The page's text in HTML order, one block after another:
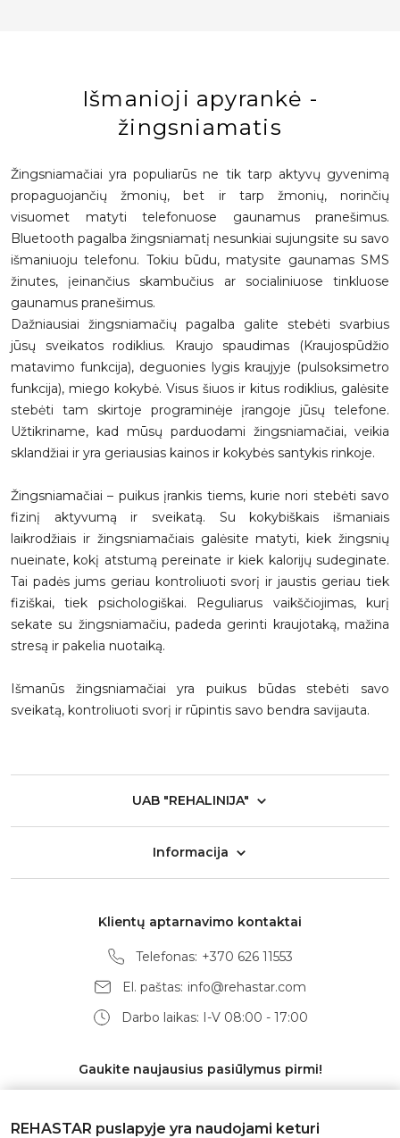
Išmanioji apyrankė -
žingsniamatis
Žingsniamačiai yra populiarūs ne tik tarp aktyvų gyvenimą
propaguojančių žmonių, bet ir tarp žmonių, norinčių
visuomet matyti telefonuose gaunamus pranešimus.
Bluetooth pagalba žingsniamatį nesunkiai sujungsite su savo
išmaniuoju telefonu. Tokiu būdu, matysite gaunamas SMS
žinutes, įeinančius skambučius ar socialiniuose tinkluose
gaunamus pranešimus.
Dažniausiai žingsniamačių pagalba galite stebėti svarbius
jūsų sveikatos rodiklius. Kraujo spaudimas (Kraujospūdžio
matavimo funkcija), deguonies lygis kraujyje (pulsoksimetro
funkcija), miego kokybė. Visus šiuos ir kitus rodiklius, galėsite
stebėti tam skirtoje programinėje įrangoje jūsų telefone.
Užtikriname, kad mūsų parduodami žingsniamačiai, veikia
sklandžiai ir yra geriausias kainos ir kokybės santykis rinkoje.
Žingsniamačiai – puikus įrankis tiems, kurie nori stebėti savo
fizinį aktyvumą ir sveikatą. Su kokybiškais išmaniais
laikrodžiais ir žingsniamačiais galėsite matyti, kiek žingsnių
nueinate, kokį atstumą pereinate ir kiek kalorijų sudeginate.
Tai padės jums geriau kontroliuoti svorį ir jaustis geriau tiek
fiziškai, tiek psichologiškai. Reguliarus vaikščiojimas, kurį
sekate su žingsniamačiu, padeda gerinti kraujotaką, mažina
stresą ir pakelia nuotaiką.
Išmanūs žingsniamačiai yra puikus būdas stebėti savo
sveikatą, kontroliuoti svorį ir rūpintis savo bendra savijauta.
UAB "REHALINIJA"
Informacija
Klientų aptarnavimo kontaktai
Telefonas: +370 626 11553
El. paštas: info@rehastar.com
Darbo laikas: I-V 08:00 - 17:00
Gaukite naujausius pasiūlymus pirmi!
REHASTAR puslapyje yra naudojami keturi